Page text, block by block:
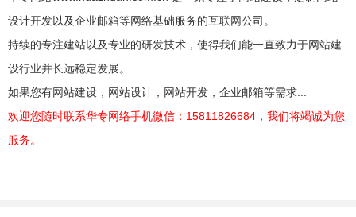
设计开发以及企业邮箱等网络基础服务的互联网公司。
持续的专注建站以及专业的研发技术，使得我们能一直致力于网站建
设行业并长远稳定发展。
如果您有网站建设，网站设计，网站开发，企业邮箱等需求...
欢迎您随时联系华专网络手机微信：15811826684，我们将竭诚为您
服务。